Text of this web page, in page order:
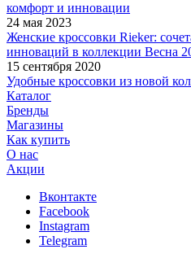
комфорт и инновации
24 мая 2023
Женские кроссовки Rieker:
инноваций в коллекции Весна
15 сентября 2020
Удобные кроссовки из новой
Каталог
Бренды
Магазины
Как купить
О нас
Акции
Вконтакте
Facebook
Instagram
Telegram